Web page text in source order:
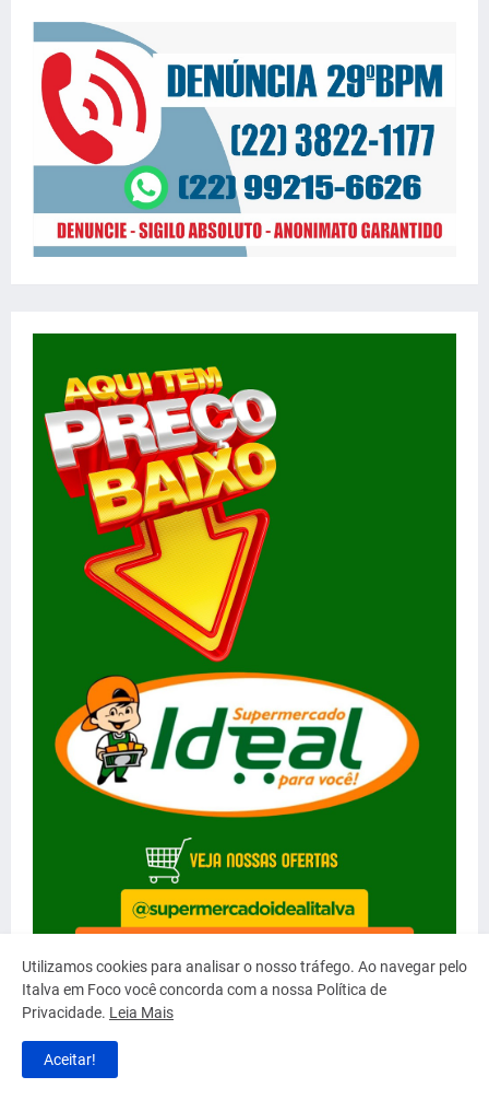
Utilizamos cookies para analisar o nosso tráfego. Ao navegar pelo
Italva em Foco você concorda com a nossa Política de
Privacidade. Leia Mais
Aceitar!